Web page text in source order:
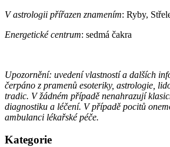
V astrologii přířazen znamením: Ryby,
Energetické centrum: sedmá čakra
Upozornění: uvedení vlastností a dalších
čerpáno z pramenů esoteriky, astrologie,
tradic. V žádném případě nenahrazují
diagnostiku a léčení. V případě pocitů
ambulanci lékařské péče.
Kategorie